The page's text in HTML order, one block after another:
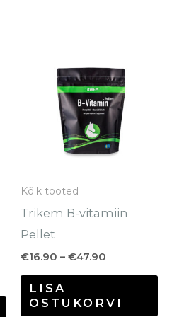
teha
tootelehel.
Kõik tooted
Trikem B-vitamiin
Pellet
€16.90 – €47.90
kuni
€47.90
LISA
OSTUKORVI